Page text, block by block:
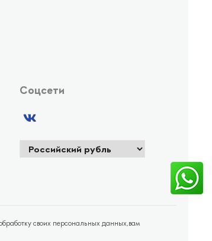
Соцсети
своих персональных данных,вам